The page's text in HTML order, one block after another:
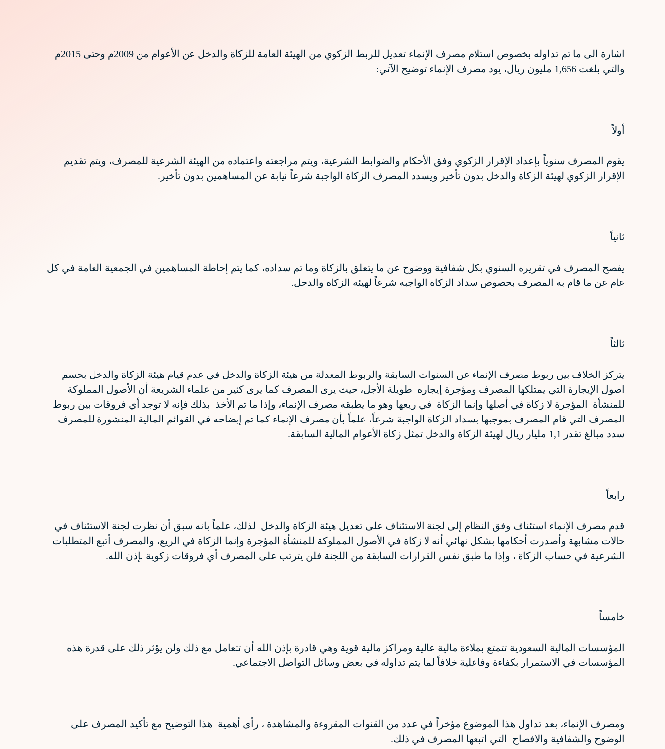
اشارة الى ما تم تداوله بخصوص استلام مصرف الإنماء تعديل للربط الزكوي من الهيئة العامة للزكاة والدخل عن الأعوام من 2009م وحتى 2015م
والتي بلغت 1,656 مليون ريال، يود مصرف الإنماء توضيح الآتي:
أولاً
يقوم المصرف سنوياً بإعداد الإقرار الزكوي وفق الأحكام والضوابط الشرعية، ويتم مراجعته واعتماده من الهيئة الشرعية للمصرف، ويتم تقديم
الإقرار الزكوي لهيئة الزكاة والدخل بدون تأخير ويسدد المصرف الزكاة الواجبة شرعاً نيابة عن المساهمين بدون تأخير.
ثانياً
يفصح المصرف في تقريره السنوي بكل شفافية ووضوح عن ما يتعلق بالزكاة وما تم سداده، كما يتم إحاطة المساهمين في الجمعية العامة في كل
عام عن ما قام به المصرف بخصوص سداد الزكاة الواجبة شرعاً لهيئة الزكاة والدخل.
ثالثاً
يتركز الخلاف بين ربوط مصرف الإنماء عن السنوات السابقة والربوط المعدلة من هيئة الزكاة والدخل في عدم قيام هيئة الزكاة والدخل بحسم
اصول الإيجارة التي يمتلكها المصرف ومؤجرة إيجاره طويلة الأجل، حيث يرى المصرف كما يرى كثير من علماء الشريعة أن الأصول المملوكة
للمنشأة المؤجرة لا زكاة في أصلها وإنما الزكاة في ريعها وهو ما يطبقه مصرف الإنماء، وإذا ما تم الأخذ بذلك فإنه لا توجد أي فروقات بين ربوط
المصرف التي قام المصرف بموجبها بسداد الزكاة الواجبة شرعاً، علماً بأن مصرف الإنماء كما تم إيضاحه في القوائم المالية المنشورة للمصرف
سدد مبالغ تقدر 1,1 مليار ريال لهيئة الزكاة والدخل تمثل زكاة الأعوام المالية السابقة.
رابعاً
قدم مصرف الإنماء استئناف وفق النظام إلى لجنة الاستئناف على تعديل هيئة الزكاة والدخل لذلك، علماً بانه سبق أن نظرت لجنة الاستئناف في
حالات مشابهة وأصدرت أحكامها بشكل نهائي أنه لا زكاة في الأصول المملوكة للمنشأة المؤجرة وإنما الزكاة في الريع، والمصرف أتبع المتطلبات
الشرعية في حساب الزكاة ، وإذا ما طبق نفس القرارات السابقة من اللجنة فلن يترتب على المصرف أي فروقات زكوية بإذن الله.
خامساً
المؤسسات المالية السعودية تتمتع بملاءة مالية عالية ومراكز مالية قوية وهي قادرة بإذن الله أن تتعامل مع ذلك ولن يؤثر ذلك على قدرة هذه
المؤسسات في الاستمرار بكفاءة وفاعلية خلافاً لما يتم تداوله في بعض وسائل التواصل الاجتماعي.
ومصرف الإنماء، بعد تداول هذا الموضوع مؤخراً في عدد من القنوات المقروءة والمشاهدة ، رأى أهمية هذا التوضيح مع تأكيد المصرف على
الوضوح والشفافية والافصاح التي اتبعها المصرف في ذلك.